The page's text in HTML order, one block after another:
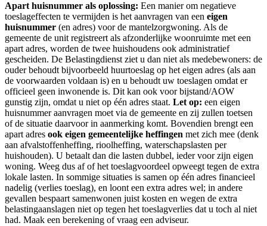
Apart huisnummer als oplossing: Een manier om negatieve
toeslageffecten te vermijden is het aanvragen van een eigen
huisnummer (en adres) voor de mantelzorgwoning. Als de
gemeente de unit registreert als afzonderlijke woonruimte met een
apart adres, worden de twee huishoudens ook administratief
gescheiden. De Belastingdienst ziet u dan niet als medebewoners: de
ouder behoudt bijvoorbeeld huurtoeslag op het eigen adres (als aan
de voorwaarden voldaan is) en u behoudt uw toeslagen omdat er
officieel geen inwonende is. Dit kan ook voor bijstand/AOW
gunstig zijn, omdat u niet op één adres staat. Let op: een eigen
huisnummer aanvragen moet via de gemeente en zij zullen toetsen
of de situatie daarvoor in aanmerking komt. Bovendien brengt een
apart adres ook eigen gemeentelijke heffingen met zich mee (denk
aan afvalstoffenheffing, rioolheffing, waterschapslasten per
huishouden). U betaalt dan die lasten dubbel, ieder voor zijn eigen
woning. Weeg dus af of het toeslagvoordeel opweegt tegen de extra
lokale lasten. In sommige situaties is samen op één adres financieel
nadelig (verlies toeslag), en loont een extra adres wel; in andere
gevallen bespaart samenwonen juist kosten en wegen de extra
belastingaanslagen niet op tegen het toeslagverlies dat u toch al niet
had. Maak een berekening of vraag een adviseur.